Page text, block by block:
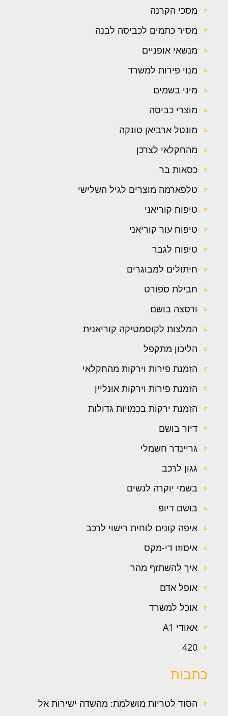
מסכי הקרנה
מסיר כתמים לכביסה לבנה
מנשאי אופניים
מנוי פירות למשרד
מיני בשמים
מוצרי כביסה
מונטל ארביאן טונקה
מהחקלאי לצרכן
כסאות בר
טלפארמה מוצרים לגיל השלישי
טיפוח קוריאני
טיפוח עור קוריאני
טיפוח לגבר
חיתולים למבוגרים
חבילת ספורט
ורסצה בושם
המלצות לקוסמטיקה קוריאנית
הליכון מתקפל
הזמנת פירות וירקות מהחקלאי
הזמנת פירות וירקות אונליין
הזמנת ירקות בכמויות גדולות
דיור בושם
גריינדר חשמלי
גגון לרכב
בשמי יוקרה לנשים
בושם דיופ
איפה קונים לוחית רישוי לרכב
איסוזו די-מקס
איך להשתזף מהר
אופל אדם
אוכל למשרד
אאודי A1
420
כתבות
הסוד לטריות מושלמת: מהשדה ישירות אל